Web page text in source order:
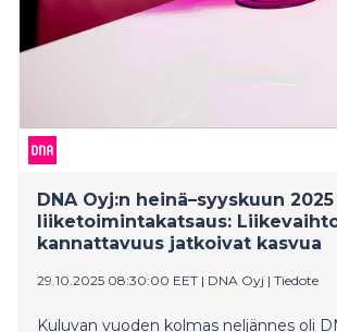
DNA Oyj:n heinä–syyskuun 2025
liiketoimintakatsaus:
kannattavuus jatkoivat kasvua
29.10.2025 08:30:00 EET | DNA Oyj | Tiedote
Kuluvan vuoden kolmas neljännes oli